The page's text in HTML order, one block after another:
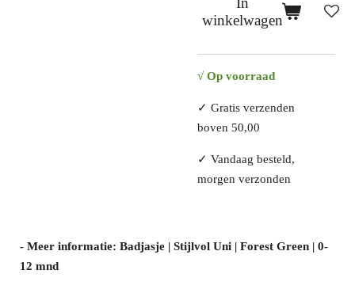
winkelwagen
√ Op voorraad
✓ Gratis verzenden
boven 50,00
✓ Vandaag besteld,
morgen verzonden
- Meer informatie: Badjasje | Stijlvol Uni | Forest Green | 0-
12 mnd